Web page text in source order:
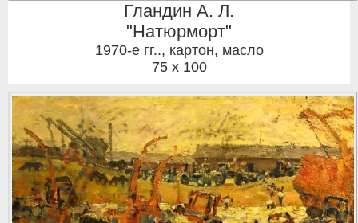
Гландин А. Л.
"Натюрморт"
1970-е гг.., картон, масло
75 x 100